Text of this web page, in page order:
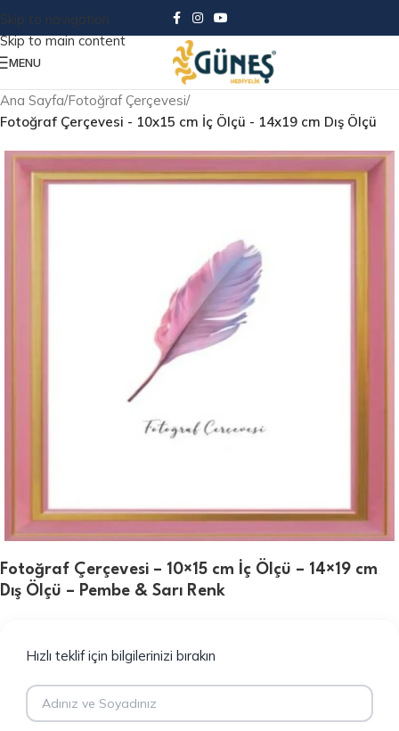
Skip to navigation
Skip to main content
MENU
Ana Sayfa Fotoğraf Çerçevesi
Fotoğraf Çerçevesi - 10x15 cm İç Ölçü - 14x19 cm Dış Ölçü
Fotoğraf Çerçevesi – 10×15 cm İç Ölçü – 14×19 cm
Dış Ölçü – Pembe & Sarı Renk
Hızlı teklif için bilgilerinizi bırakın